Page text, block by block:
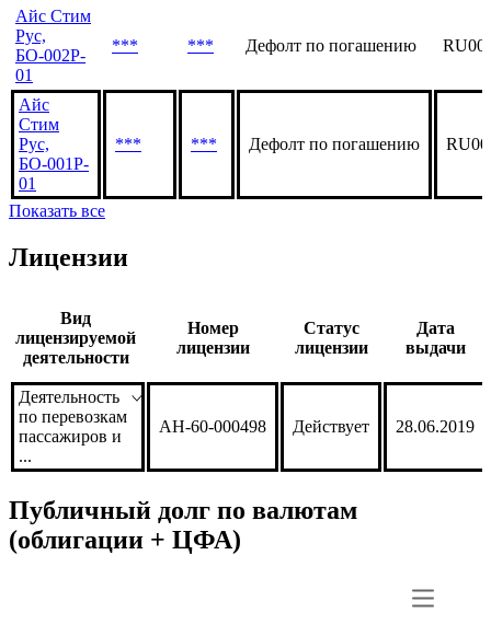
Айс Стим
Рус,
БО-002P-
01
*** *** Дефолт по погашению
Айс
Стим
Рус,
БО-001P-
01
*** *** Дефолт по погашению
Показать все
Лицензии
Вид
лицензируемой
деятельности
Номер
лицензии
Статус
лицензии
Дата
выдачи
Деятельность
по перевозкам
пассажиров и
...
АН-60-000498 Действует 28.06.2019
Публичный долг по валютам
(облигации + ЦФА)